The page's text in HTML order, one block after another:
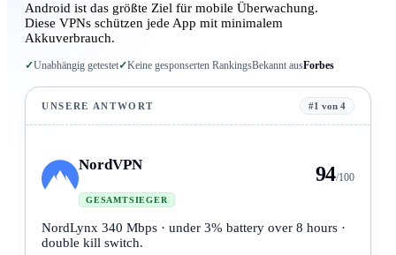
Android ist das größte Ziel für mobile Überwachung.
Diese VPNs schützen jede App mit minimalem
Akkuverbrauch.
✓Unabhängig getestet✓Keine gesponserten RankingsBekannt ausForbes
UNSERE ANTWORT #1 von 4
NordVPN
GESAMTSIEGER
94/100
NordLynx 340 Mbps · under 3% battery over 8 hours ·
double kill switch.